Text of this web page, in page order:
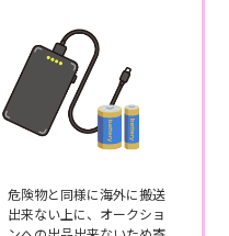
危険物と同様に海外に搬送
出来ない上に、オークショ